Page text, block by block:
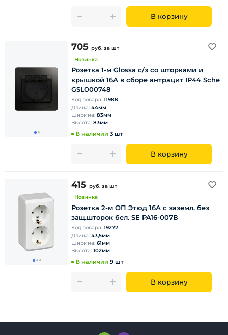
В корзину
705 руб. за шт
Новинка
Розетка 1-м Glossa с/з со шторками и
крышкой 16А в сборе антрацит IP44 Sche
GSL000748
Код товара: 11988
Длина: 44мм
Ширина: 83мм
Высота: 83мм
В наличии 3 шт
В корзину
415 руб. за шт
Новинка
Розетка 2-м ОП Этюд 16А с заземл. без
защ.шторок бел. SE PA16-007В
Код товара: 19272
Длина: 43,5мм
Ширина: 61мм
Высота: 102мм
В наличии 9 шт
В корзину